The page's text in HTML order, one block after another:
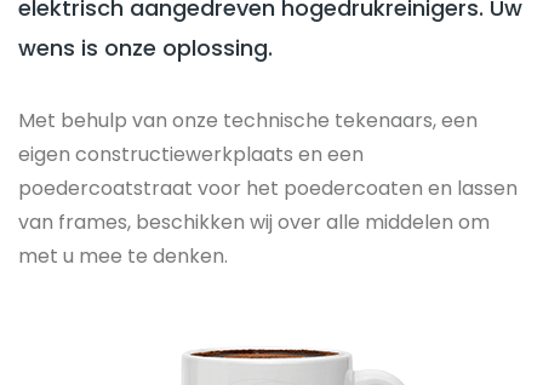
elektrisch aangedreven hogedrukreinigers. Uw
wens is onze oplossing.
Met behulp van onze technische tekenaars, een
eigen constructiewerkplaats en een
poedercoatstraat voor het poedercoaten en lassen
van frames, beschikken wij over alle middelen om
met u mee te denken.